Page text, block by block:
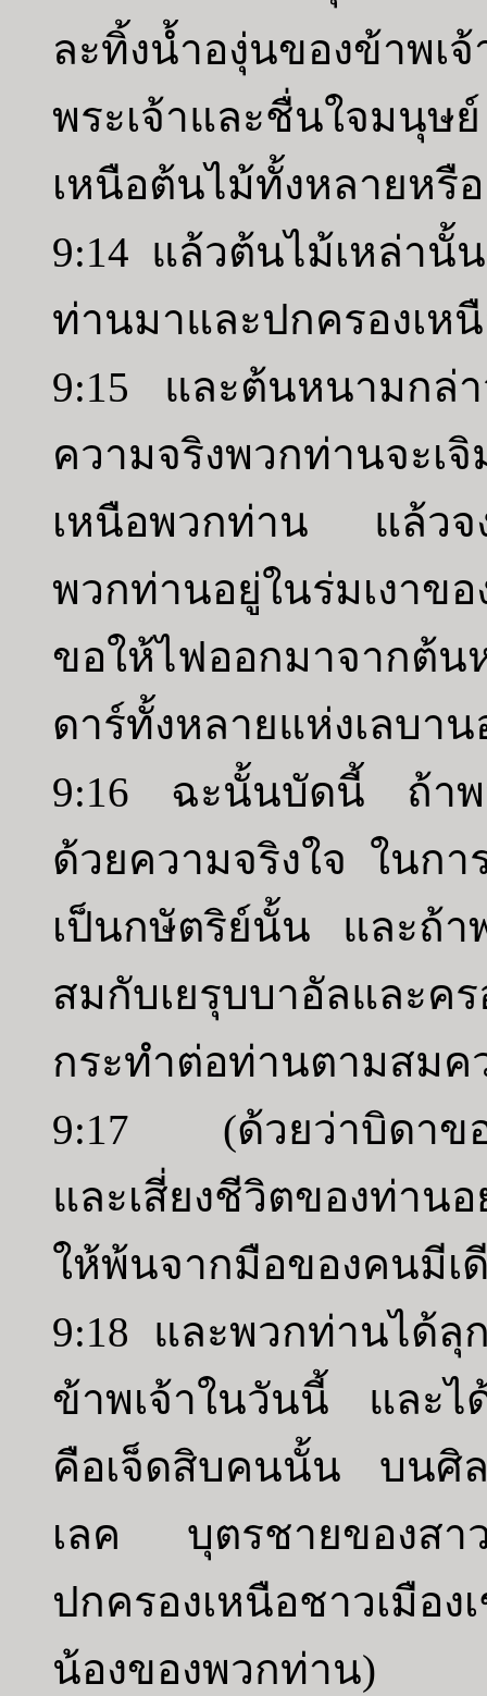
ละทิ้งน้ำองุ่นของข้า
พระเจ้าและชื่นใจมนุษ
เหนือต้นไม้ทั้งหลายหรือ
9:14 แล้วต้นไม้เหล่านั้
ท่านมาและปกครองเหนื
9:15 และต้นหนามกล่
ความจริงพวกท่านจะเ
เหนือพวกท่าน แล้วจง
พวกท่านอยู่ในร่มเงาข
ขอให้ไฟออกมาจากต้
ดาร์ทั้งหลายแห่งเลบาน
9:16 ฉะนั้นบัดนี้ ถ้าพ
ด้วยความจริงใจ ในกา
เป็นกษัตริย์นั้น และถ้า
สมกับเยรุบบาอัลแล
กระทำต่อท่านตามสม
9:17 (ด้วยว่าบิดาขอ
และเสี่ยงชีวิตของท่าน
ให้พ้นจากมือของคนมีเ
9:18 และพวกท่านได้ลุ
ข้าพเจ้าในวันนี้ และไ
คือเจ็ดสิบคนนั้น บนศิล
เลค บุตรชายของสา
ปกครองเหนือชาวเมือง
น้องของพวกท่าน)